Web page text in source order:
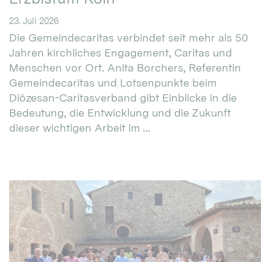
23. Juli 2026
Die Gemeindecaritas verbindet seit mehr als 50
Jahren kirchliches Engagement, Caritas und
Menschen vor Ort. Anita Borchers, Referentin
Gemeindecaritas und Lotsenpunkte beim
Diözesan-Caritasverband gibt Einblicke in die
Bedeutung, die Entwicklung und die Zukunft
dieser wichtigen Arbeit im ...